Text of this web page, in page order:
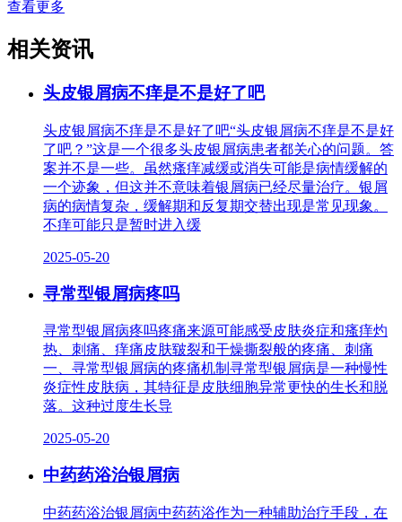
查看更多
相关资讯
头皮银屑病不痒是不是好了吧
头皮银屑病不痒是不是好了吧“头皮银屑病不痒是不是好
了吧？”这是一个很多头皮银屑病患者都关心的问题。答
案并不是一些。虽然瘙痒减缓或消失可能是病情缓解的
一个迹象，但这并不意味着银屑病已经尽量治疗。银屑
病的病情复杂，缓解期和反复期交替出现是常见现象。
不痒可能只是暂时进入缓
2025-05-20
寻常型银屑病疼吗
寻常型银屑病疼吗疼痛来源可能感受皮肤炎症和瘙痒灼
热、刺痛、痒痛皮肤皲裂和干燥撕裂般的疼痛、刺痛
一、寻常型银屑病的疼痛机制寻常型银屑病是一种慢性
炎症性皮肤病，其特征是皮肤细胞异常更快的生长和脱
落。这种过度生长导
2025-05-20
中药药浴治银屑病
中药药浴治银屑病中药药浴作为一种辅助治疗手段，在